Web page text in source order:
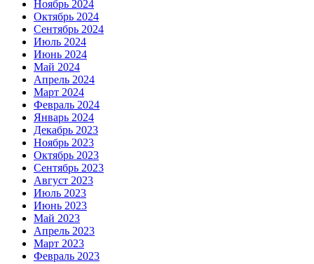
Ноябрь 2024
Октябрь 2024
Сентябрь 2024
Июль 2024
Июнь 2024
Май 2024
Апрель 2024
Март 2024
Февраль 2024
Январь 2024
Декабрь 2023
Ноябрь 2023
Октябрь 2023
Сентябрь 2023
Август 2023
Июль 2023
Июнь 2023
Май 2023
Апрель 2023
Март 2023
Февраль 2023